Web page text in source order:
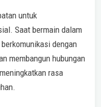
untuk
Saat bermain dalam
dengan
membangun hubungan
rasa